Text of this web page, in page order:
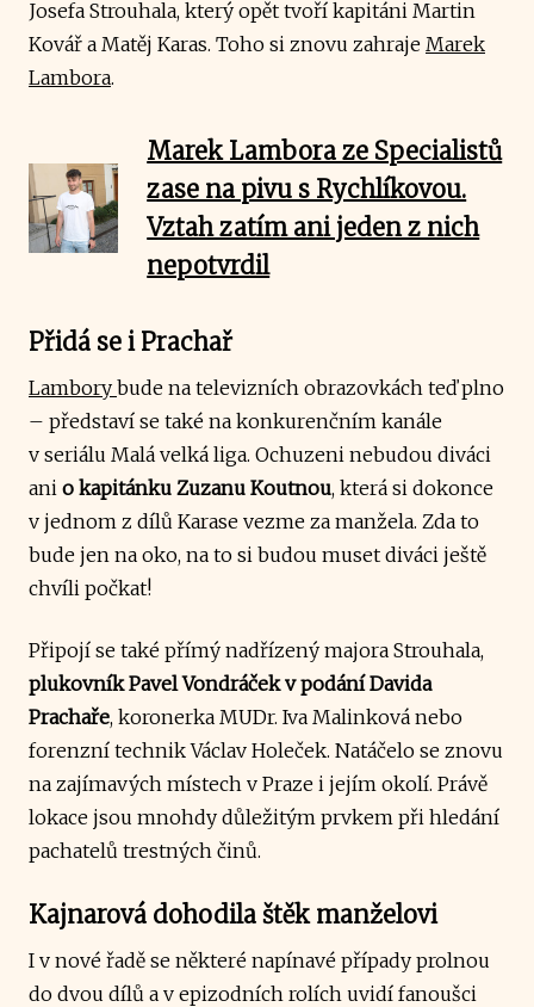
Josefa Strouhala, který opět tvoří kapitáni Martin
Kovář a Matěj Karas. Toho si znovu zahraje Marek
Lambora.
Marek Lambora ze Specialistů
zase na pivu s Rychlíkovou.
Vztah zatím ani jeden z nich
nepotvrdil
Přidá se i Prachař
Lambory bude na televizních obrazovkách teď plno
– představí se také na konkurenčním kanále
v seriálu Malá velká liga. Ochuzeni nebudou diváci
ani o kapitánku Zuzanu Koutnou, která si dokonce
v jednom z dílů Karase vezme za manžela. Zda to
bude jen na oko, na to si budou muset diváci ještě
chvíli počkat!
Připojí se také přímý nadřízený majora Strouhala,
plukovník Pavel Vondráček v podání Davida
Prachaře, koronerka MUDr. Iva Malinková nebo
forenzní technik Václav Holeček. Natáčelo se znovu
na zajímavých místech v Praze i jejím okolí. Právě
lokace jsou mnohdy důležitým prvkem při hledání
pachatelů trestných činů.
Kajnarová dohodila štěk manželovi
I v nové řadě se některé napínavé případy prolnou
do dvou dílů a v epizodních rolích uvidí fanoušci